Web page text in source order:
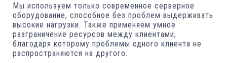
Мы используем только современное серверное
оборудование, способное без проблем выдерживать
высокие нагрузки. Также применяем умное
разграничение ресурсов между клиентами,
благодаря которому проблемы одного клиента не
распространяются на другого.